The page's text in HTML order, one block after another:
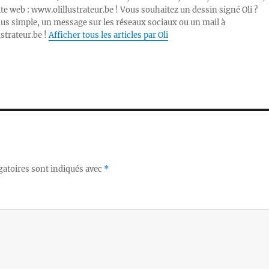
web : www.olillustrateur.be ! Vous souhaitez un dessin signé Oli ?
simple, un message sur les réseaux sociaux ou un mail à
!Afficher tous les articles par Oli
sont indiqués avec *